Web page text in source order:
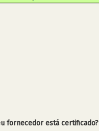
fornecedor está certificado?